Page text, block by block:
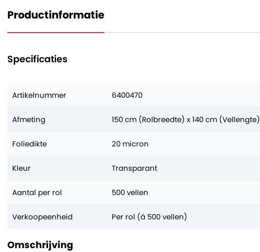
Productinformatie
Specificaties
Artikelnummer 6400470
Afmeting 150 cm (Rolbreedte) x 140 cm (Vellengte)
Foliedikte 20 micron
Kleur Transparant
Aantal per rol 500 vellen
Verkoopeenheid Per rol (á 500 vellen)
Omschrijving